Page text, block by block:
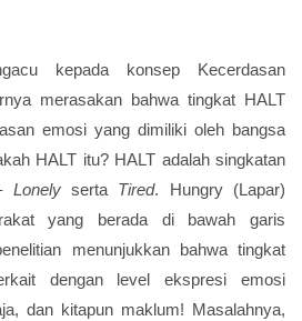
kepada konsep Kecerdasan
merasakan bahwa tingkat HALT
emosi yang dimiliki oleh bangsa
HALT itu? HALT adalah singkatan
Lonelyserta Tired. Hungry (Lapar)
yang berada di bawah garis
menunjukkan bahwa tingkat
dengan level ekspresi emosi
dan kitapun maklum! Masalahnya,